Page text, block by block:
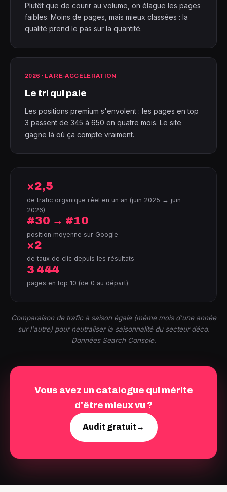
Plutôt que de courir au volume, on élague les pages
faibles. Moins de pages, mais mieux classées : la
qualité prend le pas sur la quantité.
2026 · LA RÉ-ACCÉLÉRATION
Le tri qui paie
Les positions premium s'envolent : les pages en top
3 passent de 345 à 650 en quatre mois. Le site
gagne là où ça compte vraiment.
×2,5
de trafic organique réel en un an (juin 2025 → juin
2026)
#30 → #10
position moyenne sur Google
×2
de taux de clic depuis les résultats
3 444
pages en top 10 (de 0 au départ)
Comparaison de trafic à saison égale (même mois d'une année
sur l'autre) pour neutraliser la saisonnalité du secteur déco.
Données Search Console.
Vous avez un catalogue qui mérite
d'être mieux vu ?
Audit gratuit →